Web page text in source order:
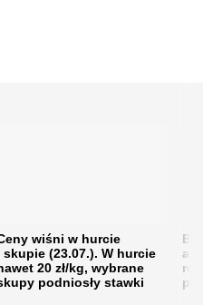
wiśni w hurcie
skupie (23.07.). W hurcie
20 zł/kg, wybrane
podniosły stawki